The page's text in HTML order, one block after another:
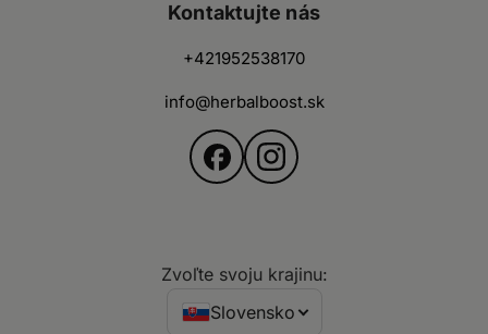
Kontaktujte nás
+421952538170
info@herbalboost.sk
Zvoľte svoju krajinu:
Slovensko